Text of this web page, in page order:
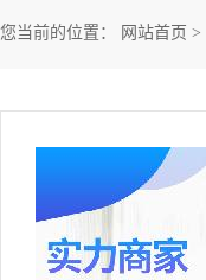
您当前的位置： 网站首页 >